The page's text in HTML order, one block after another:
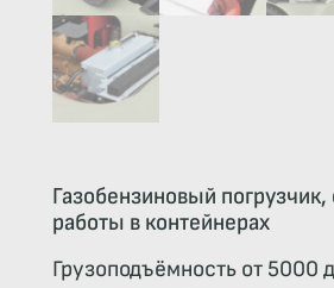
Газобензиновый погрузчик,
работы в контейнерах
Грузоподъёмность от 5000